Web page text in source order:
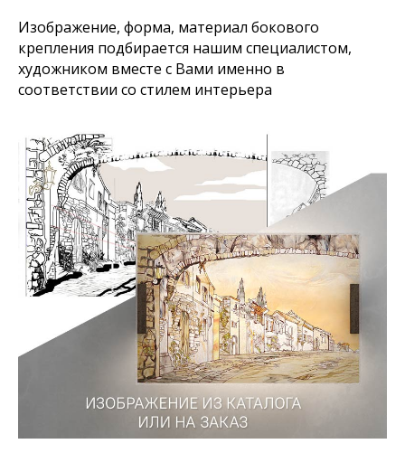
Изображение, форма, материал бокового
крепления подбирается нашим специалистом,
художником вместе с Вами именно в
соответствии со стилем интерьера